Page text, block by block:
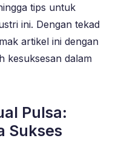
tips untuk
ini. Dengan tekad
artikel ini dengan
kesuksesan dalam
Pulsa:
Sukses